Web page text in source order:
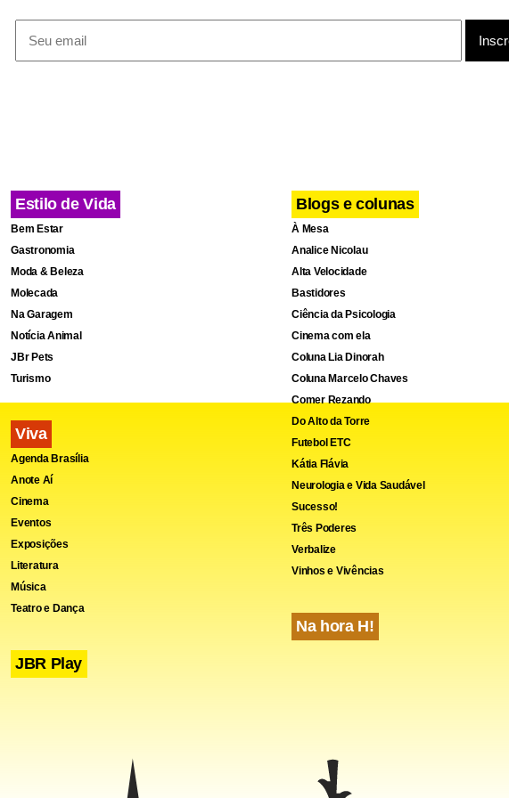
Facebook Telegram
Share
Estilo de Vida
Bem Estar
Gastronomia
Moda & Beleza
Molecada
Na Garagem
Notícia Animal
JBr Pets
Turismo
Viva
Agenda Brasília
Anote Aí
Cinema
Eventos
Exposições
Literatura
Música
Teatro e Dança
JBR Play
Blogs e colunas
À Mesa
Analice Nicolau
Alta Velocidade
Bastidores
Ciência da Psicologia
Cinema com ela
Coluna Lia Dinorah
Coluna Marcelo Chaves
Comer Rezando
Do Alto da Torre
Futebol ETC
Kátia Flávia
Neurologia e Vida Saudável
Sucesso!
Três Poderes
Verbalize
Vinhos e Vivências
Na hora H!